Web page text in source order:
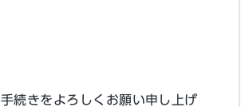
続きをよろしくお願い申し上げ